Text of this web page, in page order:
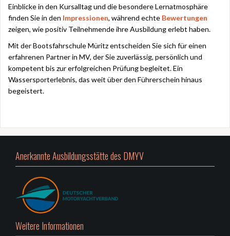
Einblicke in den Kursalltag und die besondere Lernatmosphäre
finden Sie in den Impressionen, während echte Bewertungen
zeigen, wie positiv Teilnehmende ihre Ausbildung erlebt haben.
Mit der Bootsfahrschule Müritz entscheiden Sie sich für einen
erfahrenen Partner in MV, der Sie zuverlässig, persönlich und
kompetent bis zur erfolgreichen Prüfung begleitet. Ein
Wassersporterlebnis, das weit über den Führerschein hinaus
begeistert.
Anerkannte Ausbildungsstätte des DMYV
Weitere Informationen